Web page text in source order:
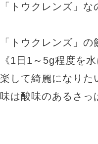
「トウクレンズ」な
「トウクレンズ」の
《1日1～5g程度を
楽して綺麗になりた
味は酸味のあるさっ